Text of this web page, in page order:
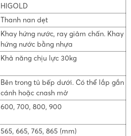
HIGOLD
Thanh nan dẹt
Khay hứng nước, ray giảm chấn. Khay
hứng nước bằng nhựa
Khả năng chịu lực 30kg
Bên trong tủ bếp dưới. Có thể lắp gắn
cánh hoặc cnash mở
600, 700, 800, 900
565, 665, 765, 865 (mm)